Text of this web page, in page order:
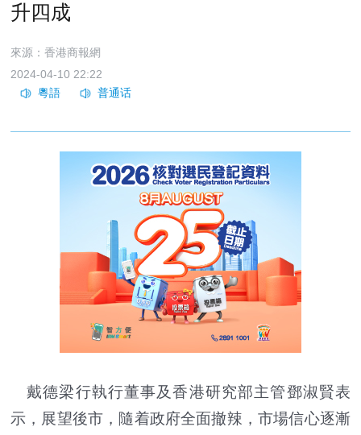
升四成
來源：香港商報網
2024-04-10 22:22
戴德梁行執行董事及香港研究部主管鄧淑賢表
示，展望後市，隨着政府全面撤辣，市場信心逐漸